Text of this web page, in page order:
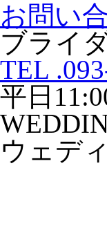
お問い
ブライ
TEL
平日
ウェデ